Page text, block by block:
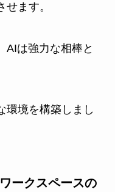
ます。
AIは強力な相棒と
環境を構築しまし
ークスペースの